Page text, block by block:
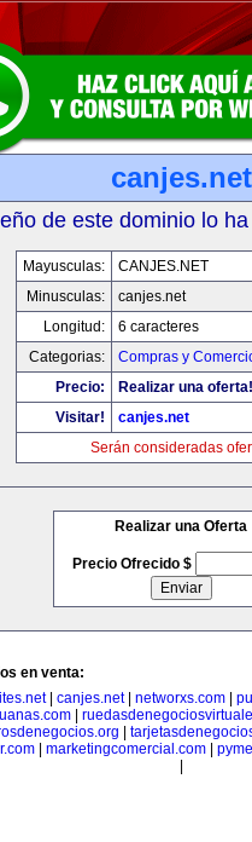
canjes.net
de este dominio lo
Mayusculas:
CANJES.NET
Minusculas:
canjes.net
Longitud:
6 caracteres
Categorias:
Compras y
Precio:
Realizar una oferta!
Visitar!
canjes.net
Serán consideradas
Realizar una Oferta
Precio Ofrecido $
en venta:
| canjes.net| networxs.com
| marketingcomercial.com|